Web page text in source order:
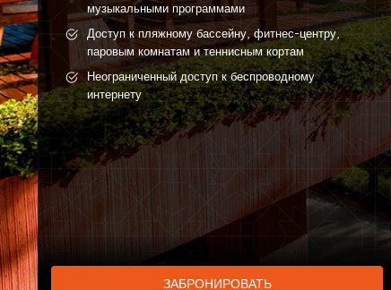
музыкальными программами
Доступ к пляжному бассейну, фитнес-центру,
паровым комнатам и теннисным кортам
Неограниченный доступ к беспроводному
интернету
ЗАБРОНИРОВАТЬ